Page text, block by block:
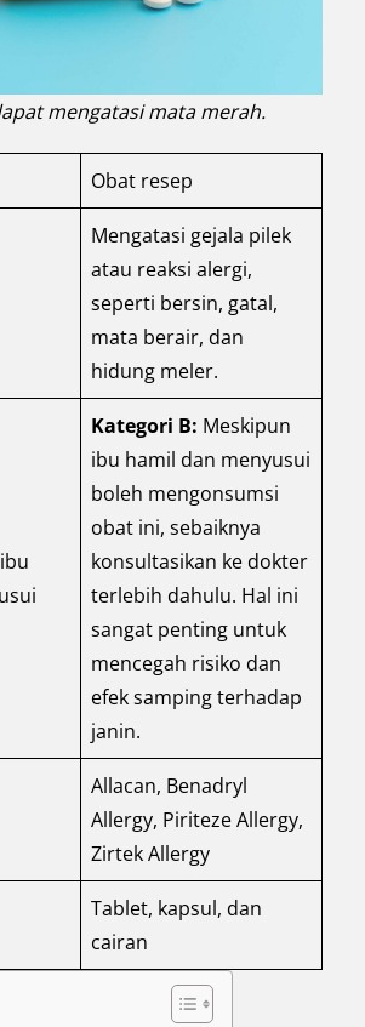
mengatasi mata merah.
Obat resep
Mengatasi gejala pilek
atau reaksi alergi,
seperti bersin, gatal,
mata berair, dan
hidung meler.
Kategori B: Meskipun
ibu hamil dan menyusui
boleh mengonsumsi
obat ini, sebaiknya
konsultasikan ke dokter
terlebih dahulu. Hal ini
sangat penting untuk
mencegah risiko dan
efek samping terhadap
janin.
Allacan, Benadryl
Allergy, Piriteze Allergy,
Zirtek Allergy
Tablet, kapsul, dan
cairan